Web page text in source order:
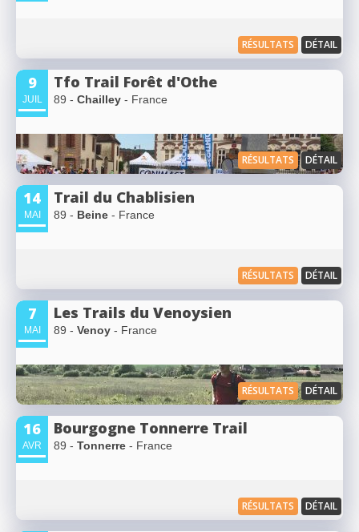
RÉSULTATS DÉTAIL
9
JUIL
Tfo Trail Forêt d'Othe
89 - Chailley - France
RÉSULTATS DÉTAIL
14
MAI
Trail du Chablisien
89 - Beine - France
RÉSULTATS DÉTAIL
7
MAI
Les Trails du Venoysien
89 - Venoy - France
RÉSULTATS DÉTAIL
16
AVR
Bourgogne Tonnerre Trail
89 - Tonnerre - France
RÉSULTATS DÉTAIL